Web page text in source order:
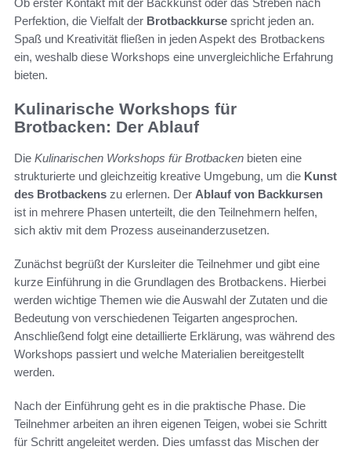
Ob erster Kontakt mit der Backkunst oder das Streben nach
Perfektion, die Vielfalt der Brotbackkurse spricht jeden an.
Spaß und Kreativität fließen in jeden Aspekt des Brotbackens
ein, weshalb diese Workshops eine unvergleichliche Erfahrung
bieten.
Kulinarische Workshops für
Brotbacken: Der Ablauf
Die Kulinarischen Workshops für Brotbacken bieten eine
strukturierte und gleichzeitig kreative Umgebung, um die Kunst
des Brotbackens zu erlernen. Der Ablauf von Backkursen
ist in mehrere Phasen unterteilt, die den Teilnehmern helfen,
sich aktiv mit dem Prozess auseinanderzusetzen.
Zunächst begrüßt der Kursleiter die Teilnehmer und gibt eine
kurze Einführung in die Grundlagen des Brotbackens. Hierbei
werden wichtige Themen wie die Auswahl der Zutaten und die
Bedeutung von verschiedenen Teigarten angesprochen.
Anschließend folgt eine detaillierte Erklärung, was während des
Workshops passiert und welche Materialien bereitgestellt
werden.
Nach der Einführung geht es in die praktische Phase. Die
Teilnehmer arbeiten an ihren eigenen Teigen, wobei sie Schritt
für Schritt angeleitet werden. Dies umfasst das Mischen der